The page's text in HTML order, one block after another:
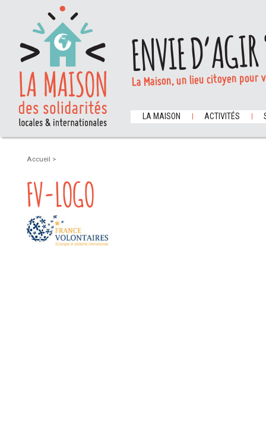
ENVIE
La Maison, un lieu citoyen
LA MAISON ACTIVITÉS
Accueil >
FV-LOGO